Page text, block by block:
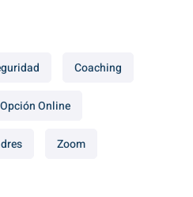
Coaching
Opción Online
Zoom